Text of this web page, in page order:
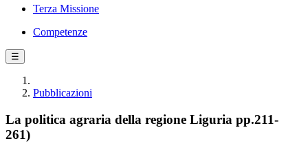
Terza Missione
Competenze
☰
Pubblicazioni
La politica agraria della regione Liguria pp.211-
261)